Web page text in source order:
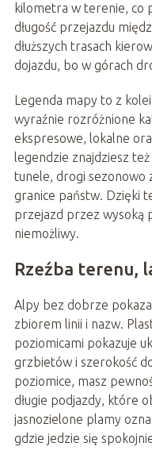
kilometra w terenie, co
długość przejazdu
dłuższych trasach
dojazdu, bo w górach
Legenda mapy to z
wyraźnie rozróżnione
ekspresowe, lokalne
legendzie znajdziesz
tunele, drogi sezonowo
granice państw. Dzięki
przejazd przez wysoką
niemożliwy.
Rzeźba terenu,
Alpy bez dobrze
zbiorem linii i nazw.
poziomicami pokazuje
grzbietów i szerokość
poziomice, masz
długie podjazdy, które
jasnozielone plamy
gdzie jedzie się